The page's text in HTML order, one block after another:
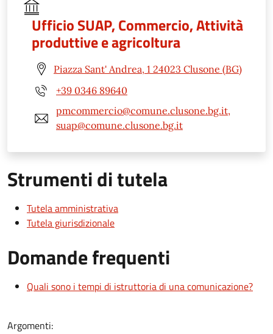
Ufficio SUAP, Commercio, Attività
produttive e agricoltura
Piazza Sant' Andrea, 1 24023 Clusone (BG)
+39 0346 89640
pmcommercio@comune.clusone.bg.it,
suap@comune.clusone.bg.it
Strumenti di tutela
Tutela amministrativa
Tutela giurisdizionale
Domande frequenti
Quali sono i tempi di istruttoria di una comunicazione?
Argomenti: